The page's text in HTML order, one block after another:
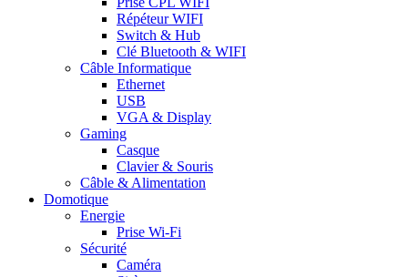
Répéteur WIFI
Switch & Hub
Clé Bluetooth & WIFI
Câble Informatique
Ethernet
USB
VGA & Display
Gaming
Casque
Clavier & Souris
Câble & Alimentation
Domotique
Energie
Prise Wi-Fi
Sécurité
Caméra